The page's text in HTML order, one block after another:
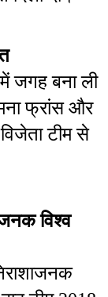
जगह बना ली
फ्रांस और
टीम से
विश्व